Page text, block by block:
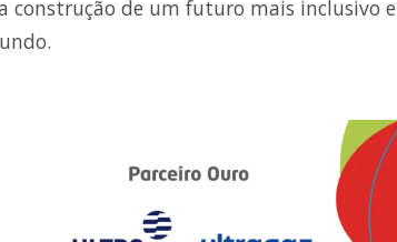
construção de um futuro mais inclusivo e